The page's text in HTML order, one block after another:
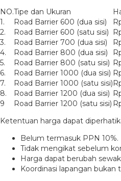
NO.Tipe dan Ukuran
1.
Road Barrier 600 (dua sisi)
2.
Road Barrier 600 (satu sisi)
3.
Road Barrier 700 (dua sisi)
4.
Road Barrier 800 (dua sisi)
5.
Road Barrier 800 (satu sisi)
6.
Road Barrier 1000 (dua sisi)
7.
Road Barrier 1000 (satu sisi)
8.
Road Barrier 1200 (dua sisi)
9
Road Barrier 1200 (satu sisi)
Ketentuan harga dapat
Belum termasuk PPN 10%.
Tidak mengikat sebelum
Harga dapat berubah
Koordinasi lapangan